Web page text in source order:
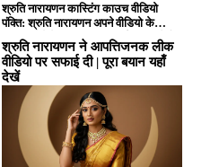
श्रुति नारायणन कास्टिंग काउच वीडियो
पंक्ति: श्रुति नारायणन अपने वीडियो के
वायरल होने के बाद ध्यान आकर्षित कर रहे हैं
जो तमिल उद्योग के भीतर कास्टिंग काउच
संस्कृति के चारों ओर घूमता था।
सिरगादिक्का आसाई-फेम अभिनेत्री ने बाद में
अपने सोशल मीडिया पर ले लिया और लीक हुए
14 मिनट के वीडियो 'एआई-जनित' को कॉल
करने वाले विवाद को संबोधित किया। अब,
कुछ दिनों बाद एक अन्य प्रसिद्ध अभिनेत्री
सनम शेट्टी ने उद्योग के भीतर 'रोटेन कल्चर'
श्रुति नारायणन ने आपत्तिजनक लीक
वीडियो पर सफाई दी | पूरा बयान यहाँ
देखें